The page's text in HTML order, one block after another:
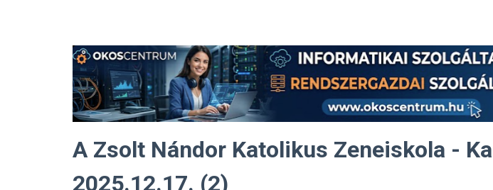
A Zsolt Nándor Katolikus Zeneiskola -
2025.12.17. (2)